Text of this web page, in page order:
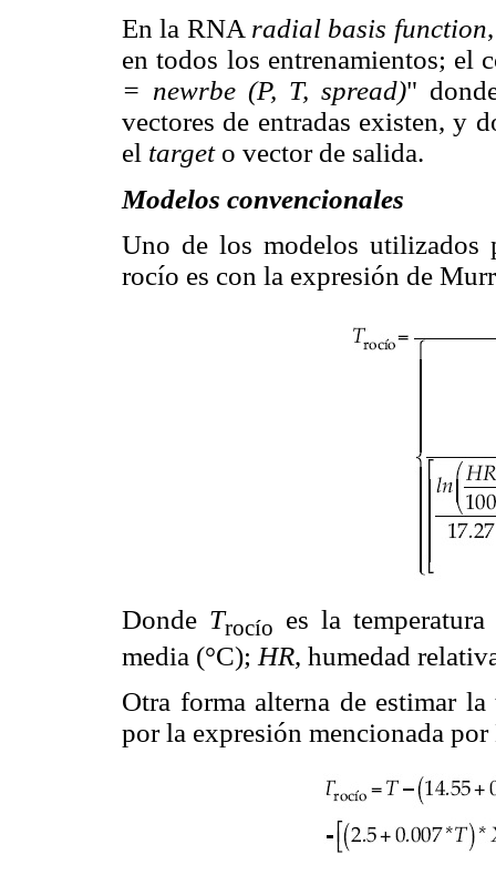
En la RNA radial basis function
en todos los entrenamientos; el
= newrbe (P, T, spread)"
vectores de entradas existen, y
el targeto vector de salida.
Modelos convencionales
Uno de los modelos utilizados
rocío es con la expresión de
Donde Trocío es la
media (°C); HR, humedad
Otra forma alterna de estimar
por la expresión mencionada